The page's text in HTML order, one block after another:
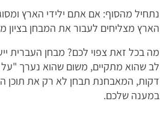
נתחיל מהסוף: אם אתם ילידי הארץ
הארץ מצליחים לעבור את המבחן בציון
מה בכל זאת צפוי לכם? מבחן העברית
דקות, המאבחנת תבחן לא רק את
במענה שלכם.